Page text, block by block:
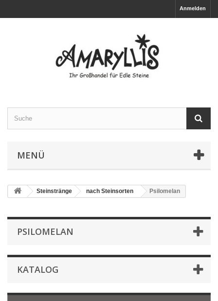
Anmelden
MENÜ
Steinstränge nach Steinsorten Psilomelan
PSILOMELAN
KATALOG